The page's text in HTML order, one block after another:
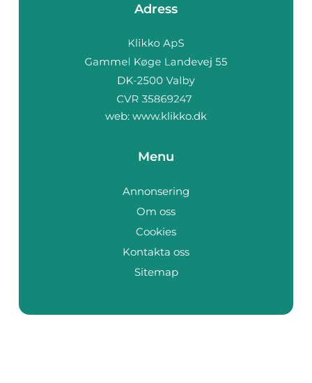
Adress
web: www.klikko.dk
Menu
Annonsering
Om oss
Cookies
Kontakta oss
Sitemap